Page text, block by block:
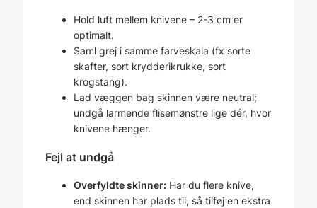
Hold luft mellem knivene – 2-3 cm er
optimalt.
Saml grej i samme farveskala (fx sorte
skafter, sort krydderikrukke, sort
krogstang).
Lad væggen bag skinnen være neutral;
undgå larmende flisemønstre lige dér, hvor
knivene hænger.
Fejl at undgå
Overfyldte skinner: Har du flere knive,
end skinnen har plads til, så tilføj en ekstra